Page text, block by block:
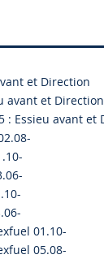
et Direction
avant et Direction
: Essieu avant et
01.10-
05.08-